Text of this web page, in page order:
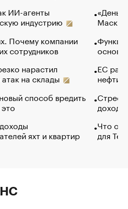
ИИ-агенты
индустрию
Почему компании
сотрудников
нарастил
на склады
способ вредить
яхт и квартир
Маск в
основ
ЕС
нефти
Что
для